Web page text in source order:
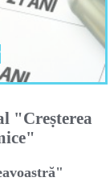
"Creṣterea